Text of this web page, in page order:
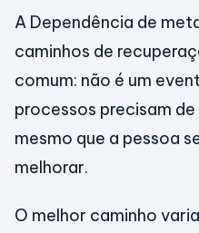
A Dependência de
caminhos de
comum: não é um
processos precisam
mesmo que a pessoa
melhorar.
O melhor caminho